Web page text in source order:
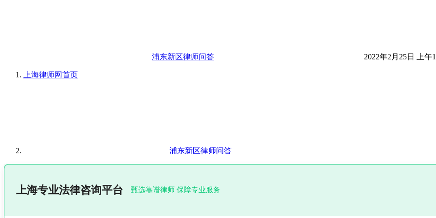
浦东新区律师问答 2022年2月25日 上午
上海律师网首页
浦东新区律师问答
上海专业法律咨询平台 甄选靠谱律师 保障专业服务